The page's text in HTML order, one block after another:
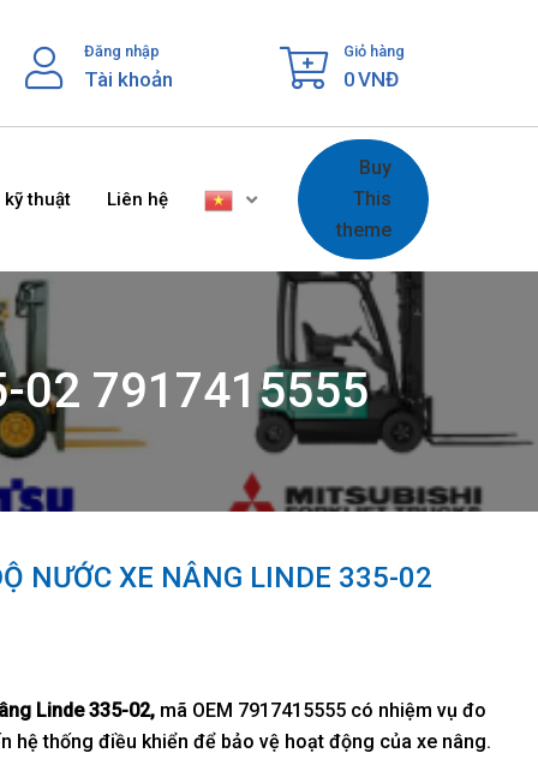
Đăng nhập
Tài khoản
Giỏ hàng
0VNĐ
kỹ thuật Liên hệ
Buy
This
theme
02 7917415555
NƯỚC XE NÂNG LINDE 335-02
Linde 335-02, mã OEM 7917415555 có nhiệm vụ đo
hệ thống điều khiển để bảo vệ hoạt động của xe nâng.